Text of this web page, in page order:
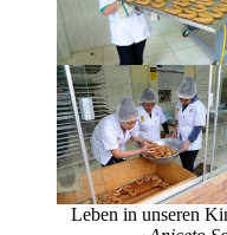
Leben in unseren